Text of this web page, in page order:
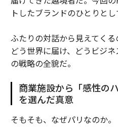
トしたブランドのひとりと
ふたりの対話から見えてく
どう世界に届け、どうビジ
の戦略の全貌だ。
商業施設から「感性の
を選んだ真意
そもそも、なぜパリなのか。